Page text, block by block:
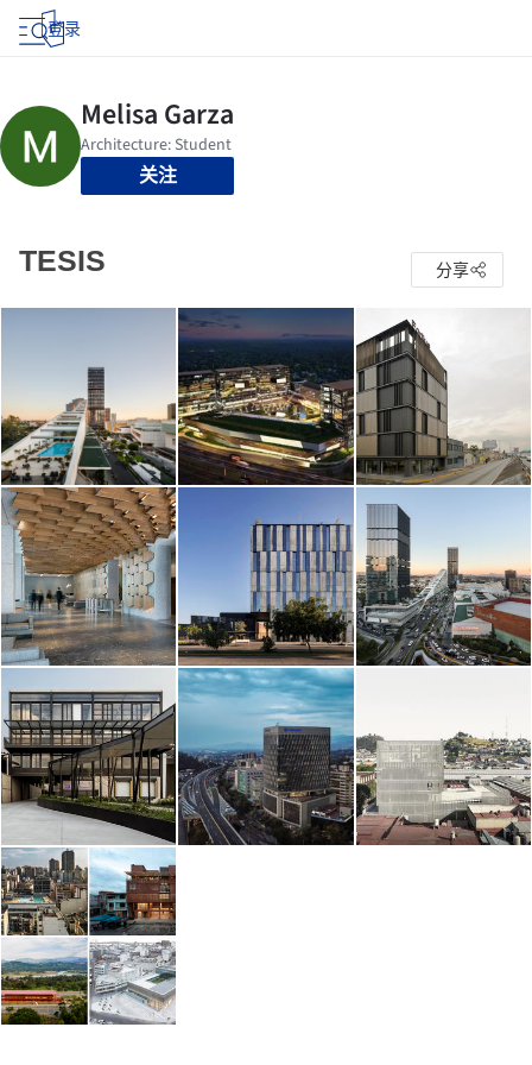
登录
关注
TESIS 分享